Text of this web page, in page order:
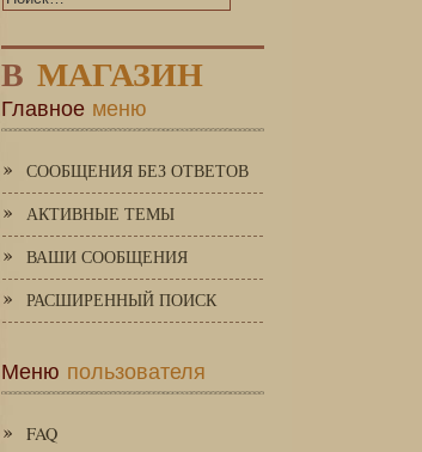
В МАГАЗИН
Главное меню
СООБЩЕНИЯ БЕЗ ОТВЕТОВ
АКТИВНЫЕ ТЕМЫ
ВАШИ СООБЩЕНИЯ
РАСШИРЕННЫЙ ПОИСК
Меню пользователя
FAQ